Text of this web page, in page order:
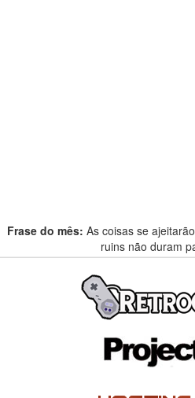
Frase do mês: As coisas se
ruins não duram